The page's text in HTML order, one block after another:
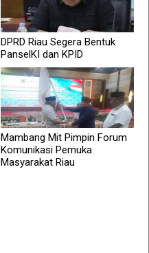
DPRD Riau Segera Bentuk
PanselKI dan KPID
Mambang Mit Pimpin Forum
Komunikasi Pemuka
Masyarakat Riau